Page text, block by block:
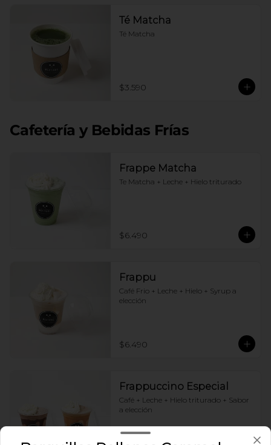
Té Matcha
Té Matcha
$3.590
Cafetería y Bebidas Frías
Frappe Matcha
Te Matcha + Leche + Hielo triturado
$6.490
Frappu
Café Frio + Leche + Hielo + Syrup a
elección
$6.490
Frappuccino Especial
Café + Leche + Hielo triturado + Sabor
a elección